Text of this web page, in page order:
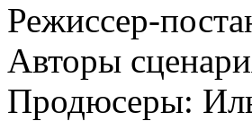
Режиссер-
Авторы
Продюсеры: